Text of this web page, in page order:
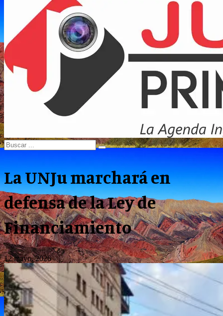
Search
for:
Search
La UNJu marchará en
defensa de la Ley de
Financiamiento
12 mayo, 2026